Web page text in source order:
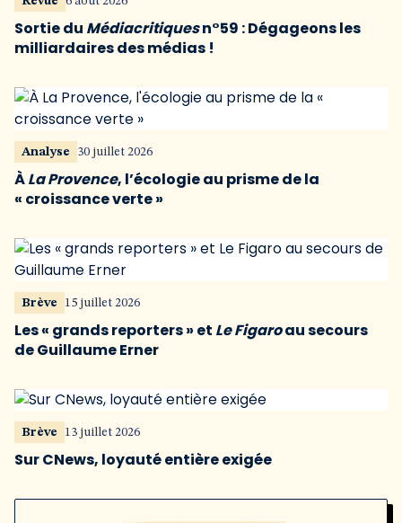
Sortie du Médiacritiquesn°59 : Dégageons les
milliardaires des médias !
Analyse 30 juillet 2026
ÀLa Provence, l’écologie au prisme de la
« croissance verte »
Brève 15 juillet 2026
Les « grands reporters » et Le Figaroau secours
de Guillaume Erner
Brève 13 juillet 2026
Sur CNews, loyauté entière exigée